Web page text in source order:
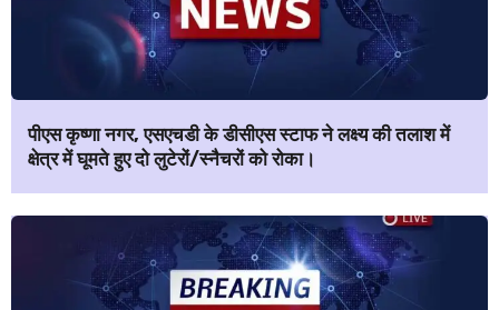
पीएस कृष्णा नगर, एसएचडी के डीसीएस स्टाफ ने लक्ष्य की तलाश में
क्षेत्र में घूमते हुए दो लुटेरों/स्नैचरों को रोका।